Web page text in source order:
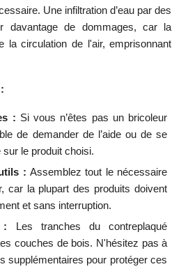
Une infiltration d’eau par des
davantage de dommages, car la
la circulation de l'air, emprisonnant
: Si vous n’êtes pas un bricoleur
de demander de l’aide ou de se
le produit choisi.
: Assemblez tout le nécessaire
car la plupart des produits doivent
et sans interruption.
: Les tranches du contreplaqué
couches de bois. N'hésitez pas à
supplémentaires pour protéger ces